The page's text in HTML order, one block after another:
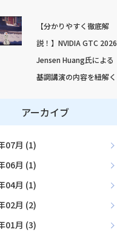
【分かりやすく徹底解
説！】NVIDIA GTC 2026
Jensen Huang氏による
基調講演の内容を紐解く
アーカイブ
07月 (1)
06月 (1)
04月 (1)
02月 (2)
01月 (3)